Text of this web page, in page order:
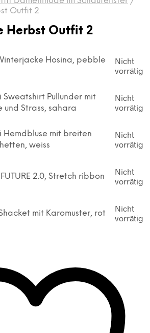
Outfit 2
Herbst Outfit 2
Hosina, pebble
Nicht
vorrätig
Sweatshirt Pullunder mit
und Strass, sahara
Nicht
vorrätig
Hemdbluse mit breiten
weiss
Nicht
vorrätig
2.0, Stretch ribbon
Nicht
vorrätig
mit Karomuster, rot
Nicht
vorrätig